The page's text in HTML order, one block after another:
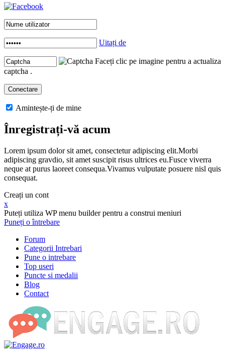
Uitați de
Faceți clic pe imagine pentru a actualiza
captcha .
Amintește-ți de mine
Înregistrați-vă acum
Lorem ipsum dolor sit amet, consectetur adipiscing elit.Morbi
adipiscing gravdio, sit amet suscipit risus ultrices eu.Fusce viverra
neque at purus laoreet consequa.Vivamus vulputate posuere nisl quis
consequat.
Creați un cont
x
Puteți utiliza WP menu builder pentru a construi meniuri
Puneți o întrebare
Forum
Categorii Intrebari
Pune o intrebare
Top useri
Puncte si medalii
Blog
Contact